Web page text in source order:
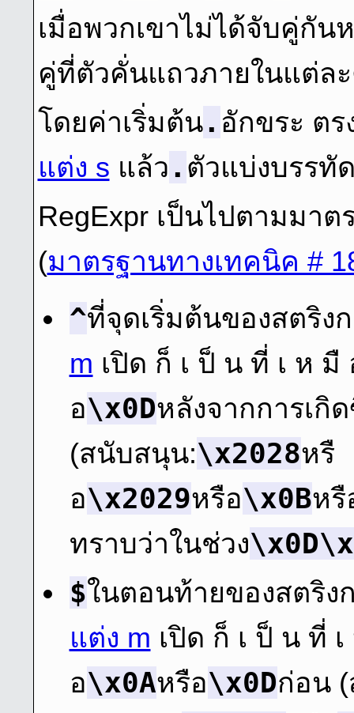
เมื่อพวกเขาไม่ได้จับคู่กัน
คู่ที่ตัวคั่นแถวภายในแต่ล
โดยค่าเริ่มต้น. อักขระ ต
แต่ง s แล้ว . ตัวแบ่งบรรทั
RegExpr เป็นไปตามมา
(มาตรฐานทางเทคนิค #
^ที่จุดเริ่มต้นของสตริง
m เปิด ก็ เ ป็ น ที่ เ ห มื
อ\x0Dหลังจากการเกิ
(สนับสนุน:\x2028หรื
อ\x2029หรือ\x0Bหรื
ทราบว่าในช่วง
$ในตอนท้ายของสตริ
แต่ง m เปิด ก็ เ ป็ น ที่
อ\x0Aหรือ\x0Dก่อน